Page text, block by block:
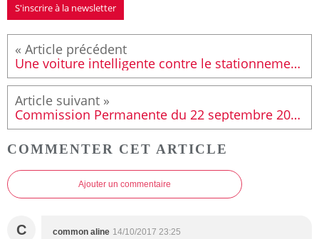
S'inscrire à la newsletter
Une voiture intelligente contre le stationnement gênant
Commission Permanente du 22 septembre 2017 : 15 507 € pour le canton Le Mans 6
COMMENTER CET ARTICLE
Ajouter un commentaire
C common aline 14/10/2017 23:25